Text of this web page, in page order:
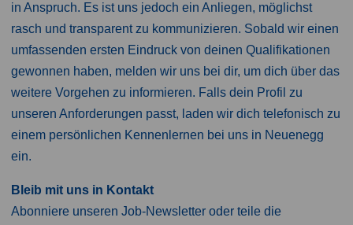
in Anspruch. Es ist uns jedoch ein Anliegen, möglichst
rasch und transparent zu kommunizieren. Sobald wir einen
umfassenden ersten Eindruck von deinen Qualifikationen
gewonnen haben, melden wir uns bei dir, um dich über das
weitere Vorgehen zu informieren. Falls dein Profil zu
unseren Anforderungen passt, laden wir dich telefonisch zu
einem persönlichen Kennenlernen bei uns in Neuenegg
ein.
Bleib mit uns in Kontakt
Abonniere unseren Job-Newsletter oder teile die